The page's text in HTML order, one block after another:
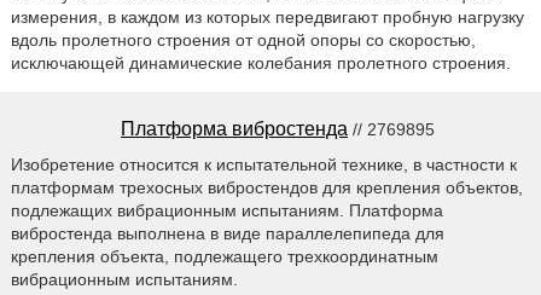
измерения, в каждом из которых передвигают пробную нагрузку
вдоль пролетного строения от одной опоры со скоростью,
исключающей динамические колебания пролетного строения.
Платформа вибростенда // 2769895
Изобретение относится к испытательной технике, в частности к
платформам трехосных вибростендов для крепления объектов,
подлежащих вибрационным испытаниям. Платформа
вибростенда выполнена в виде параллелепипеда для
крепления объекта, подлежащего трехкоординатным
вибрационным испытаниям.